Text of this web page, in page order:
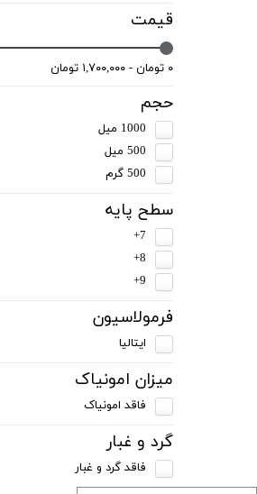
قیمت
۰ تومان - ۱,۷۰۰,۰۰۰ تومان
حجم
1000 میل
500 میل
500 گرم
سطح پایه
7+
8+
9+
فرمولاسیون
ایتالیا
میزان امونیاک
فاقد امونیاک
گرد و غبار
فاقد گرد و غبار